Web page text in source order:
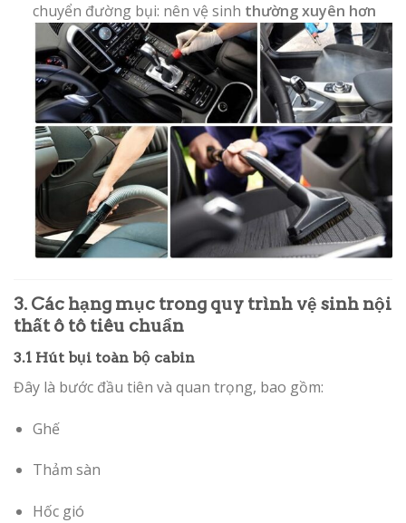
chuyển đường bụi: nên vệ sinh thường xuyên hơn
3. Các hạng mục trong quy trình vệ sinh nội
thất ô tô tiêu chuẩn
3.1 Hút bụi toàn bộ cabin
Đây là bước đầu tiên và quan trọng, bao gồm:
Ghế
Thảm sàn
Hốc gió